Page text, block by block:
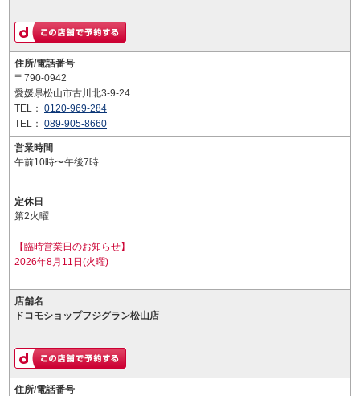
住所/電話番号
〒790-0942
愛媛県松山市古川北3-9-24
TEL： 0120-969-284
TEL： 089-905-8660
営業時間
午前10時〜午後7時
定休日
第2火曜
【臨時営業日のお知らせ】
2026年8月11日(火曜)
店舗名
ドコモショップフジグラン松山店
住所/電話番号